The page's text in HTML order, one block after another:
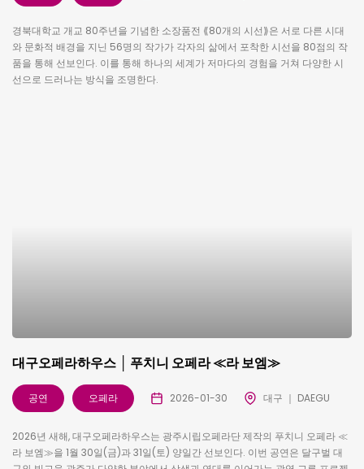
경북대학교 개교 80주년을 기념한 소장품전 ⟪80개의 시선⟫은 서로 다른 시대
와 문화적 배경을 지닌 56명의 작가가 각자의 삶에서 포착한 시선을 80점의 작
품을 통해 선보인다. 이를 통해 하나의 세계가 저마다의 경험을 거쳐 다양한 시
선으로 드러나는 방식을 조명한다.
대구오페라하우스 │ 푸치니 오페라 ≪라 보엠≫
공연 오페라 2026-01-30 대구 ｜ DAEGU
2026년 새해, 대구오페라하우스는 광주시립오페라단 제작의 푸치니 오페라 ≪
라 보엠≫을 1월 30일(금)과 31일(토) 양일간 선보인다. 이번 공연은 달구벌 대